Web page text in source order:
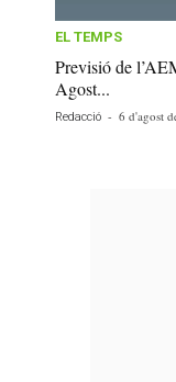
EL TEMPS
Previsió de
Agost...
Redacció - 6 d'agost